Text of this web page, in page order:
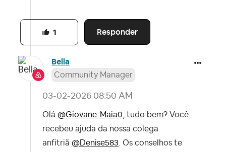
Responder
1
Bella
Community Manager
‎03-02-2026 08:50 AM
Olá @Giovane-Maia0 , tudo bem? Você
recebeu ajuda da nossa colega
anfitriã @Denise583 . Os conselhos te